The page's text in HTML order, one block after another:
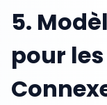
5.
pour